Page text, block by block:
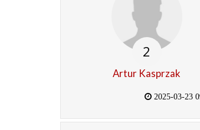
2
Artur Kasprzak
2025-03-23